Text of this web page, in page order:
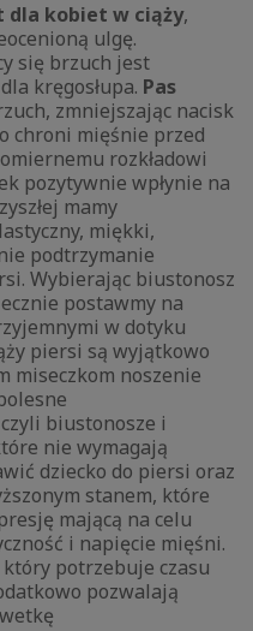
dla kobiet w ciąży,
ulgę.
się brzuch jest
kręgosłupa. Pas
zmniejszając nacisk
chroni mięśnie przed
rozkładowi
pozytywnie wpłynie na
mamy
miękki,
podtrzymanie
Wybierając biustonosz
postawmy na
w dotyku
piersi są wyjątkowo
miseczkom noszenie
biustonosze i
nie wymagają
dziecko do piersi oraz
stanem, które
mającą na celu
i napięcie mięśni.
potrzebuje czasu
pozwalają